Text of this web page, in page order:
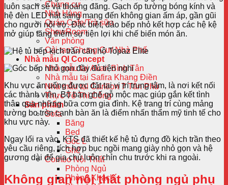
Chung cư
Nhà Hàng
Quán Cafe/Trà sữa
ShowRoom
Văn phòng
Cải tạo Chung Cư/ Nhà Phố
Nhà mẫu QI Concept
Nhà mẫu tại Akari Bình Tân
Nhà mẫu tại Safira Khang Điền
Nhà mẫu tại Carillon 7 Tân Phú
Thực Tế Thi Công
Sản phẩm
Sofa
Băng
Bed
Góc L
Ghế
Combo Nội Thất
Phòng Ngủ
Phòng Khách
luôn sạch sẽ và thoáng đãng. Gạch ốp tường bóng kính và
hệ đèn LED hắt sáng mang đến không gian ấm áp, gần gũi
cho người nội trợ. Đặc biệt, đảo bếp nhỏ kết hợp các hệ kệ
mở giúp tăng thêm sự tiện lợi khi chế biến món ăn.
Khu vực ăn uống được đặt tại vị trí trung tâm, là nơi kết nối
các thành viên. Bộ bàn ghế gỗ mộc mạc giúp gắn kết tình
thân qua những bữa cơm gia đình. Kệ trang trí cùng mảng
tường bo tròn cạnh bàn ăn là điểm nhấn thẩm mỹ tinh tế cho
khu vực này.
Ngay lối ra vào, KTS đã thiết kế hệ tủ đựng đồ kịch trần theo
yêu cầu riêng, tích hợp bục ngồi mang giày nhỏ gọn và hệ
gương dài để gia chủ luôn chỉn chu trước khi ra ngoài.
Không gian nội thất phòng ngủ phụ